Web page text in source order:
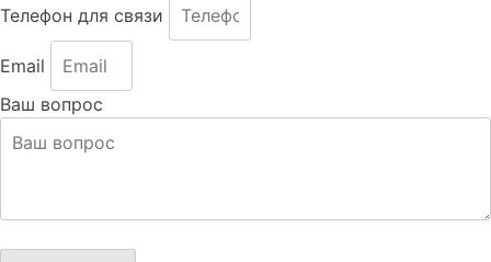
Телефон для связи
Email
Ваш вопрос